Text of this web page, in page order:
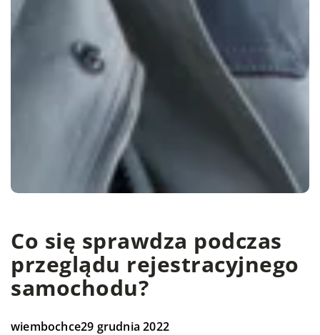
Co się sprawdza podczas
przeglądu rejestracyjnego
samochodu?
wiembochce29 grudnia 2022